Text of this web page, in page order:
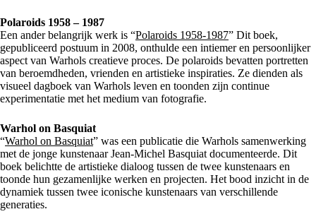
Polaroids 1958 – 1987
Een ander belangrijk werk is “Polaroids 1958-1987” Dit boek,
gepubliceerd postuum in 2008, onthulde een intiemer en persoonlijker
aspect van Warhols creatieve proces. De polaroids bevatten portretten
van beroemdheden, vrienden en artistieke inspiraties. Ze dienden als
visueel dagboek van Warhols leven en toonden zijn continue
experimentatie met het medium van fotografie.
Warhol on Basquiat
“Warhol on Basquiat” was een publicatie die Warhols samenwerking
met de jonge kunstenaar Jean-Michel Basquiat documenteerde. Dit
boek belichtte de artistieke dialoog tussen de twee kunstenaars en
toonde hun gezamenlijke werken en projecten. Het bood inzicht in de
dynamiek tussen twee iconische kunstenaars van verschillende
generaties.